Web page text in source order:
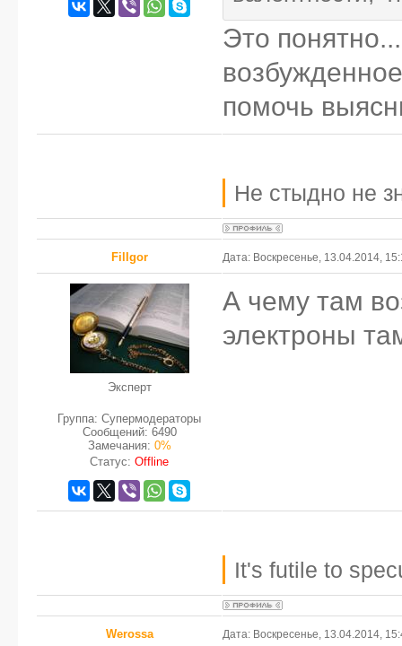
Это
помочь
Не стыдно не
FilIgor Дата: Воскресенье, 13.04.2014,
Эксперт
Группа: Супермодераторы
Сообщений: 6490
Замечания: 0%
Статус: Offline
А чему там
электроны
It's futile to
Werossa Дата: Воскресенье, 13.04.2014,